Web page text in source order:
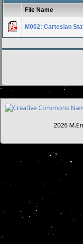
File Name
M002: Cartesian
2026